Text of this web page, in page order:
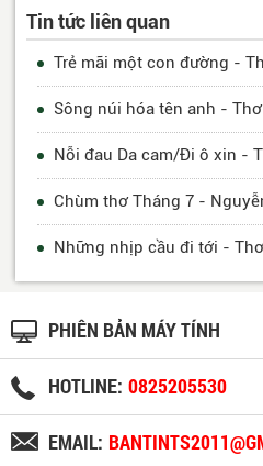
Tin tức liên quan
Trẻ mãi một con đường -
Sông núi hóa tên anh -
Nỗi đau Da cam/Đi ô xin -
Chùm thơ Tháng 7 -
Những nhịp cầu đi tới -
PHIÊN BẢN MÁY TÍNH
HOTLINE: 0825205530
EMAIL: